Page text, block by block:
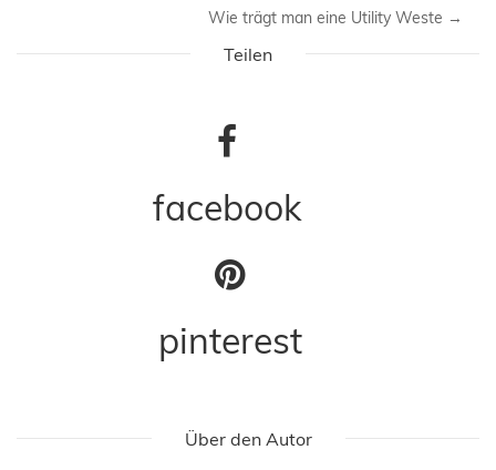
Wie trägt man eine Utility Weste →
Teilen
facebook
pinterest
Über den Autor